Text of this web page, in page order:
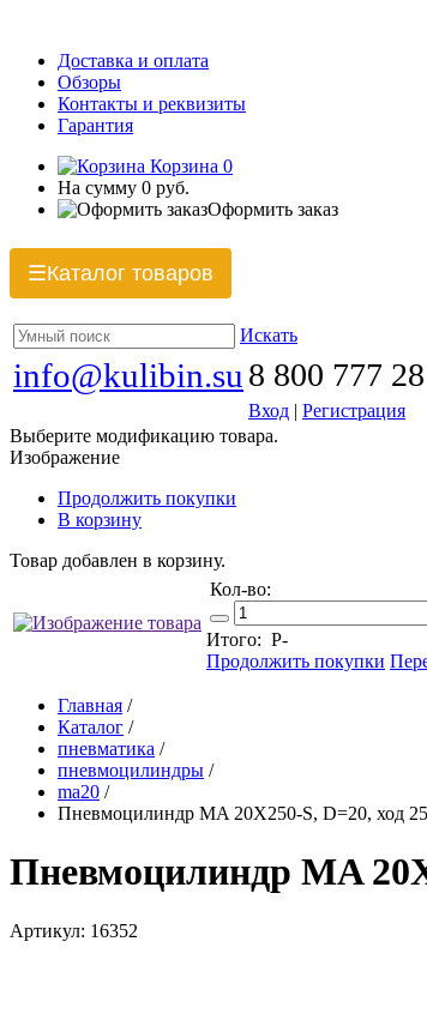
Доставка и оплата
Обзоры
Контакты и реквизиты
Гарантия
Корзина 0
На сумму 0 руб.
Оформить заказ
☰Каталог товаров
Искать
info@kulibin.su 8 800 777
Вход | Регистрация
Выберите модификацию товара.
Изображение
Продолжить покупки
В корзину
Товар добавлен в корзину.
Кол-во:
Итого: Р-
Продолжить покупки
Главная /
Каталог /
пневматика /
пневмоцилиндры /
ma20 /
Пневмоцилиндр MA 20X250-S, D=20, ход
Пневмоцилиндр MA
Артикул: 16352